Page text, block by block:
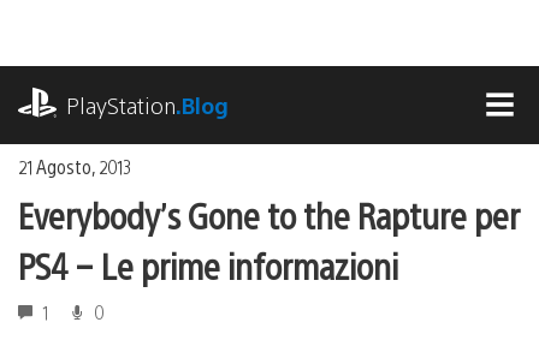
contenuto
PlayStation.Blog
21 Agosto, 2013
Everybody’s Gone to the Rapture per
PS4 – Le prime informazioni
1 0